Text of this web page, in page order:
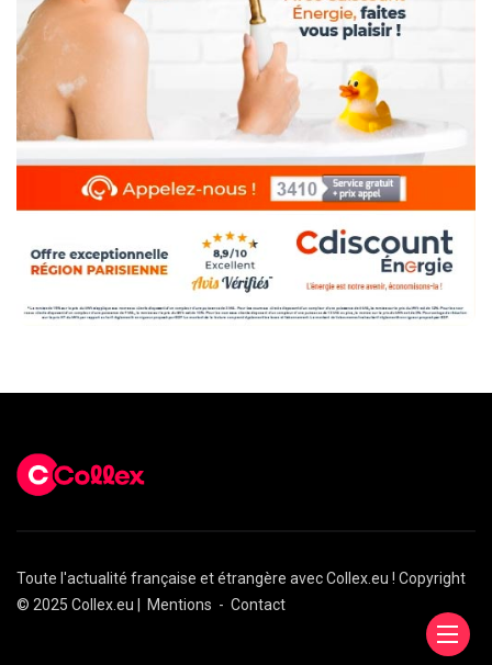
Toute l'actualité française et étrangère avec Collex.eu ! Copyright
© 2025 Collex.eu |
Mentions - Contact